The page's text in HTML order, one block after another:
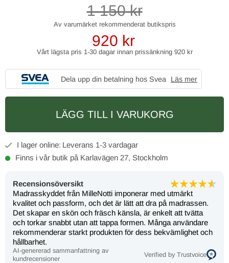
1 150kr
920 kr
Vårt lägsta pris 1-30 dagar innan prissänkning 920 kr
Dela upp din betalning hos Svea Läs mer
LÄGG TILL I VARUKORG
1-3 vardagar
Finns i vår butik på Karlavägen 27, Stockholm
Recensionsöversikt
Madrasskyddet från MilleNotti imponerar med utmärkt
kvalitet och passform, och det är lätt att dra på madrassen.
Det skapar en skön och fräsch känsla, är enkelt att tvätta
och torkar snabbt utan att tappa formen. Många användare
rekommenderar starkt produkten för dess bekvämlighet och
hållbarhet.
AI-genererad sammanfattning av
kundrecensioner
Verified by Trustvoice